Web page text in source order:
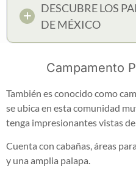
DESCUBRE LOS
DE MÉXICO
Campamento
También es conocido como
se ubica en esta comunidad
tenga impresionantes vistas
Cuenta con cabañas, áreas
y una amplia palapa.